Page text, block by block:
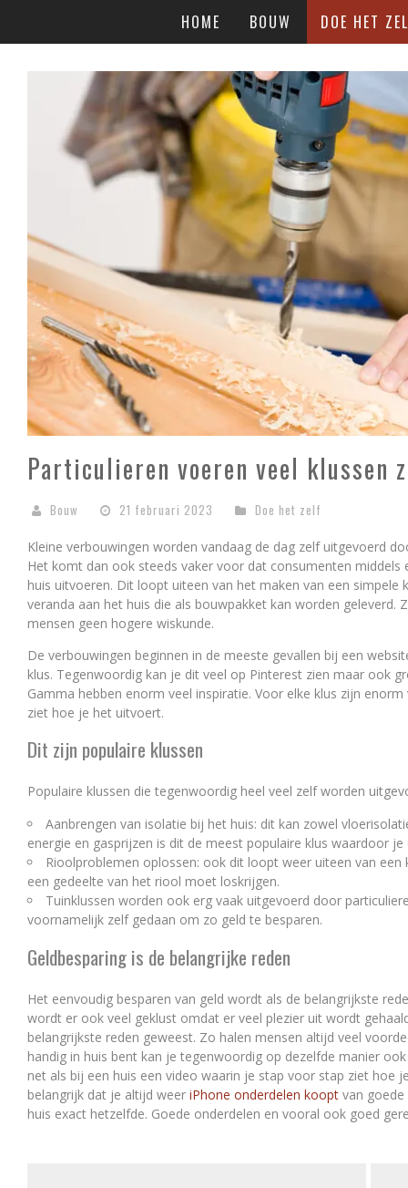
HOME BOUW DOE HET
Particulieren voeren veel klussen
Bouw 21 februari 2023 Doe het zelf
Kleine verbouwingen worden vandaag de dag zelf uitgevoerd
Het komt dan ook steeds vaker voor dat consumenten
huis uitvoeren. Dit loopt uiteen van het maken van een
veranda aan het huis die als bouwpakket kan worden geleverd.
mensen geen hogere wiskunde.
De verbouwingen beginnen in de meeste gevallen bij een
klus. Tegenwoordig kan je dit veel op Pinterest zien maar ook
Gamma hebben enorm veel inspiratie. Voor elke klus zijn
ziet hoe je het uitvoert.
Dit zijn populaire klussen
Populaire klussen die tegenwoordig heel veel zelf worden
Aanbrengen van isolatie bij het huis: dit kan zowel
energie en gasprijzen is dit de meest populaire klus waardoor
Rioolproblemen oplossen: ook dit loopt weer uiteen van
een gedeelte van het riool moet loskrijgen.
Tuinklussen worden ook erg vaak uitgevoerd door
voornamelijk zelf gedaan om zo geld te besparen.
Geldbesparing is de belangrijke reden
Het eenvoudig besparen van geld wordt als de belangrijkste
wordt er ook veel geklust omdat er veel plezier uit wordt
belangrijkste reden geweest. Zo halen mensen altijd veel
handig in huis bent kan je tegenwoordig op dezelfde manier
net als bij een huis een video waarin je stap voor stap ziet hoe
belangrijk dat je altijd weer iPhone onderdelen koopt van
huis exact hetzelfde. Goede onderdelen en vooral ook goed